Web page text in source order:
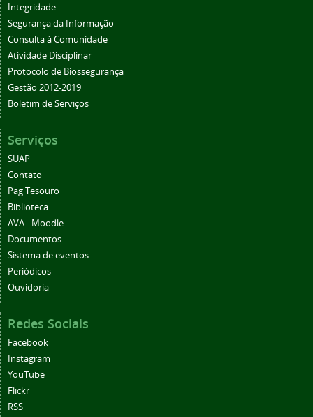
Integridade
Segurança da Informação
Consulta à Comunidade
Atividade Disciplinar
Protocolo de Biossegurança
Gestão 2012-2019
Boletim de Serviços
Serviços
SUAP
Contato
Pag Tesouro
Biblioteca
AVA - Moodle
Documentos
Sistema de eventos
Periódicos
Ouvidoria
Redes Sociais
Facebook
Instagram
YouTube
Flickr
RSS